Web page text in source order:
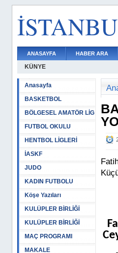
ANASAYFA HABER ARA
KÜNYE
Anasayfa
BASKETBOL
BÖLGESEL AMATÖR LİG
FUTBOL OKULU
HENTBOL LİGLERİ
İASKF
JUDO
KADIN FUTBOLU
Köşe Yazıları
KULÜPLER BİRLİĞİ
KULÜPLER BİRLİĞİ
MAÇ PROGRAMI
MAKALE